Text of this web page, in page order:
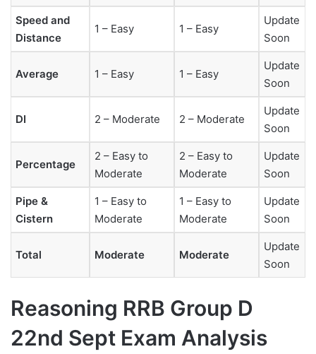
Speed and
Distance
1 – Easy 1 – Easy
Update
Soon
Average 1 – Easy 1 – Easy
Update
Soon
DI 2 – Moderate 2 – Moderate
Update
Soon
Percentage
2 – Easy to
Moderate
2 – Easy to
Moderate
Update
Soon
Pipe &
Cistern
1 – Easy to
Moderate
1 – Easy to
Moderate
Update
Soon
Total Moderate Moderate
Update
Soon
Reasoning RRB Group D
22nd Sept Exam Analysis